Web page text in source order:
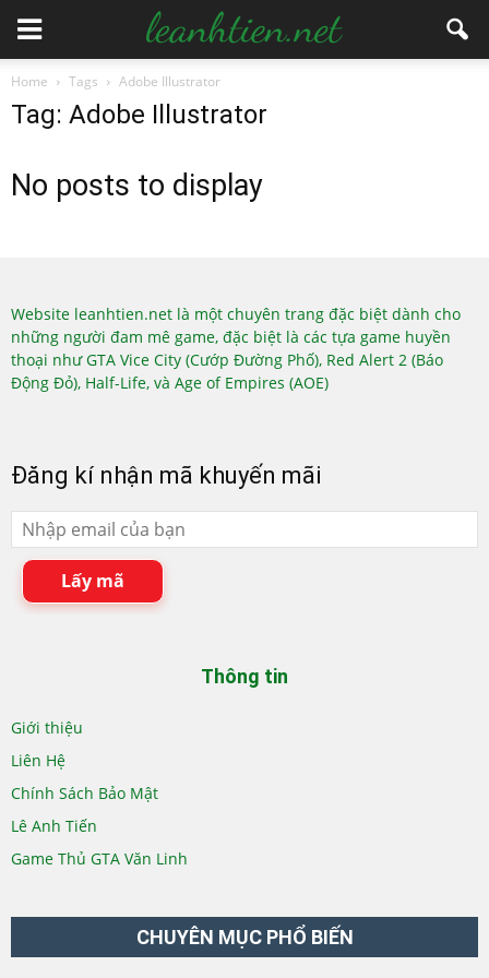
Home Tags Adobe Illustrator
Tag: Adobe Illustrator
No posts to display
Website leanhtien.net là một chuyên trang đặc biệt dành cho
những người đam mê game, đặc biệt là các tựa game huyền
thoại như GTA Vice City (Cướp Đường Phố), Red Alert 2 (Báo
Động Đỏ), Half-Life, và Age of Empires (AOE)
Đăng kí nhận mã khuyến mãi
Lấy mã
Thông tin
Giới thiệu
Liên Hệ
Chính Sách Bảo Mật
Lê Anh Tiến
Game Thủ GTA Văn Linh
CHUYÊN MỤC PHỔ BIẾN